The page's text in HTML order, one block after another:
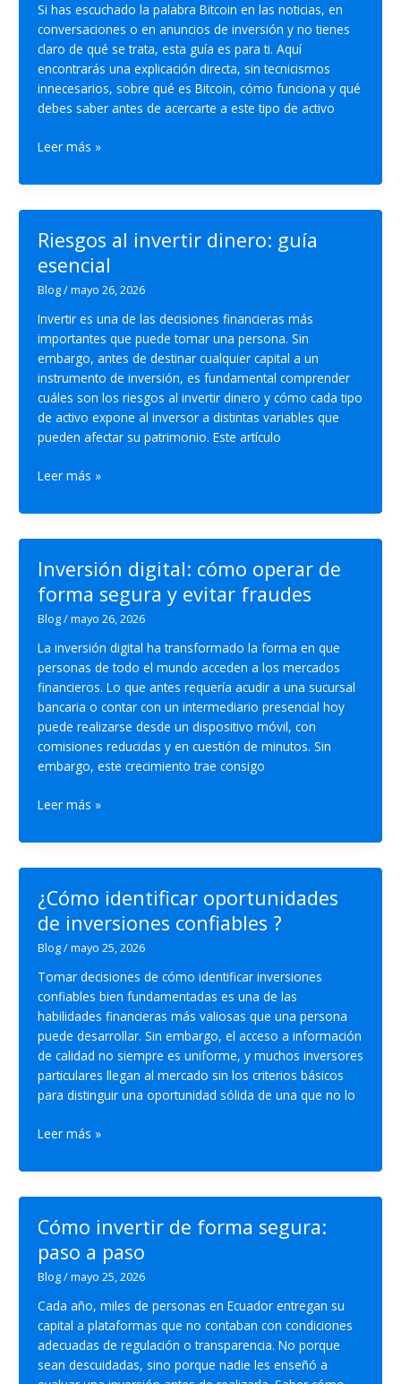
Si has escuchado la palabra Bitcoin en las noticias, en
conversaciones o en anuncios de inversión y no tienes
claro de qué se trata, esta guía es para ti. Aquí
encontrarás una explicación directa, sin tecnicismos
innecesarios, sobre qué es Bitcoin, cómo funciona y qué
debes saber antes de acercarte a este tipo de activo
¿Qué
Bitcoin
funciona?
Leer más »
Riesgos al invertir dinero: guía
esencial
Blog/mayo 26, 2026
Invertir es una de las decisiones financieras más
importantes que puede tomar una persona. Sin
embargo, antes de destinar cualquier capital a un
instrumento de inversión, es fundamental comprender
cuáles son los riesgos al invertir dinero y cómo cada tipo
de activo expone al inversor a distintas variables que
pueden afectar su patrimonio. Este artículo
Riesgos
invertir
esencial
Leer más »
Inversión digital: cómo operar de
forma segura y evitar fraudes
Blog/mayo 26, 2026
La inversión digital ha transformado la forma en que
personas de todo el mundo acceden a los mercados
financieros. Lo que antes requería acudir a una sucursal
bancaria o contar con un intermediario presencial hoy
puede realizarse desde un dispositivo móvil, con
comisiones reducidas y en cuestión de minutos. Sin
embargo, este crecimiento trae consigo
Inversión
cómo
forma
segura
y
fraudes
Leer más »
¿Cómo identificar oportunidades
de inversiones confiables ?
Blog/mayo 25, 2026
Tomar decisiones de cómo identificar inversiones
confiables bien fundamentadas es una de las
habilidades financieras más valiosas que una persona
puede desarrollar. Sin embargo, el acceso a información
de calidad no siempre es uniforme, y muchos inversores
particulares llegan al mercado sin los criterios básicos
para distinguir una oportunidad sólida de una que no lo
¿Cómo
oportunidades
confiables
?
Leer más »
Cómo invertir de forma segura:
paso a paso
Blog/mayo 25, 2026
Cada año, miles de personas en Ecuador entregan su
capital a plataformas que no contaban con condiciones
adecuadas de regulación o transparencia. No porque
sean descuidadas, sino porque nadie les enseñó a